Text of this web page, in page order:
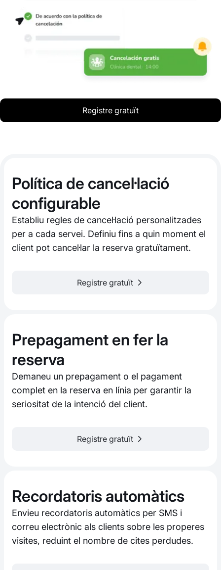
Registre gratuït
Política de cancel·lació
configurable
Establiu regles de cancel·lació personalitzades
per a cada servei. Definiu fins a quin moment el
client pot cancel·lar la reserva gratuïtament.
Registre gratuït
Prepagament en fer la
reserva
Demaneu un prepagament o el pagament
complet en la reserva en línia per garantir la
seriositat de la intenció del client.
Registre gratuït
Recordatoris automàtics
Envieu recordatoris automàtics per SMS i
correu electrònic als clients sobre les properes
visites, reduint el nombre de cites perdudes.